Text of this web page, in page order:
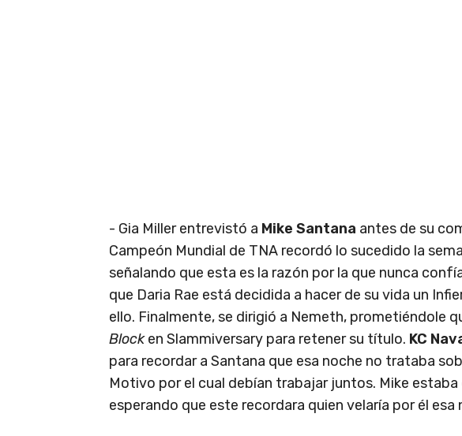
- Gia Miller entrevistó a Mike Santana antes de su
Campeón Mundial de TNA recordó lo sucedido la
señalando que esta es la razón por la que nunca
que Daria Rae está decidida a hacer de su vida un
ello. Finalmente, se dirigió a Nemeth, prometiéndole
Blocken Slammiversary para retener su título. KC
para recordar a Santana que esa noche no trataba
Motivo por el cual debían trabajar juntos. Mike
esperando que este recordara quien velaría por él esa